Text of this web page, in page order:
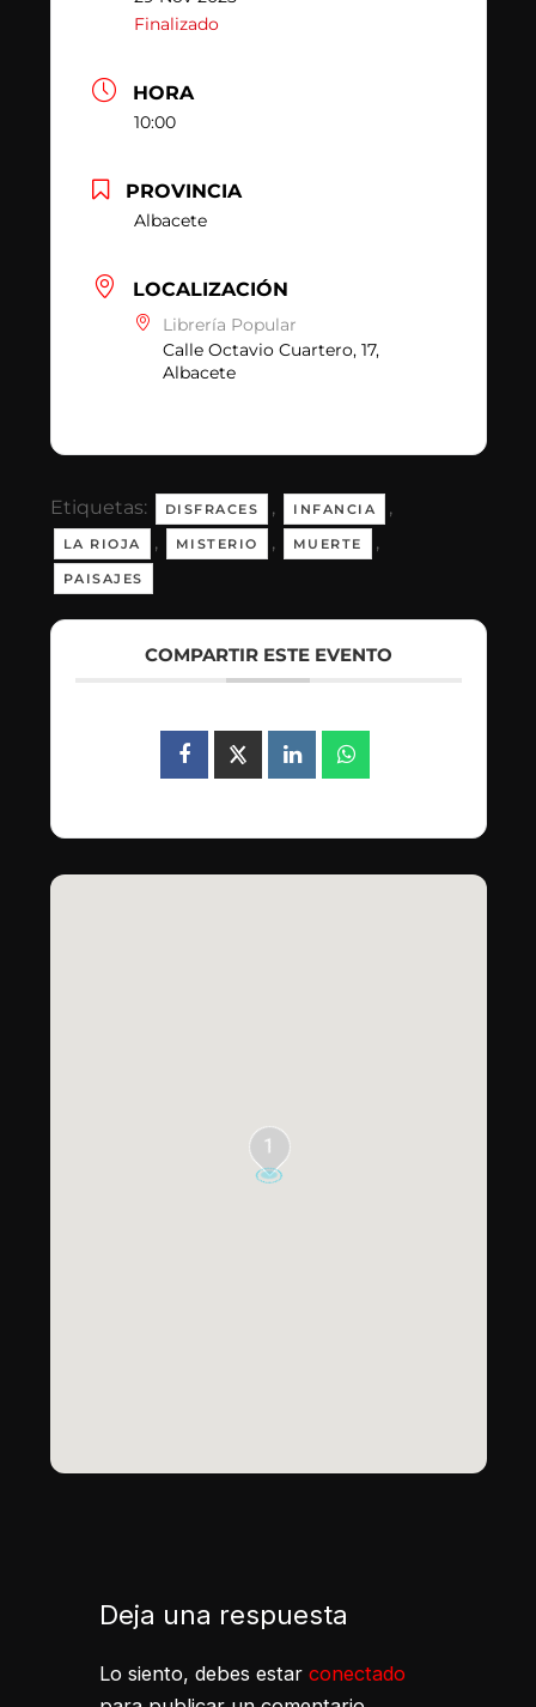
Finalizado
HORA
10:00
PROVINCIA
Albacete
LOCALIZACIÓN
Librería Popular
Calle Octavio Cuartero, 17,
Albacete
Etiquetas: DISFRACES , INFANCIA ,
LA RIOJA , MISTERIO , MUERTE ,
PAISAJES
COMPARTIR ESTE EVENTO
1
Deja una respuesta
Lo siento, debes estar conectado